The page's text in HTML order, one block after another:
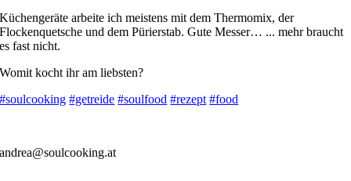
Küchengeräte arbeite ich meistens mit dem Thermomix, der
Flockenquetsche und dem Pürierstab. Gute Messer… ... mehr braucht
es fast nicht.
Womit kocht ihr am liebsten?
#soulcooking #getreide #soulfood #rezept #food
andrea@soulcooking.at